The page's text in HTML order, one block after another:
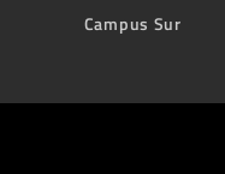
Campus Sur